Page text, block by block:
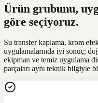
Ürün grubunu,
göre seçiyoruz.
Su transfer kaplama, krom
uygulamalarında iyi sonuç;
ekipman ve temiz uygulama
parçaları aynı teknik bilgiyle